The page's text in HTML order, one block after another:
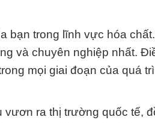
bạn trong lĩnh vực hóa
và chuyên nghiệp nhất.
mọi giai đoạn của quá
ra thị trường quốc tế,